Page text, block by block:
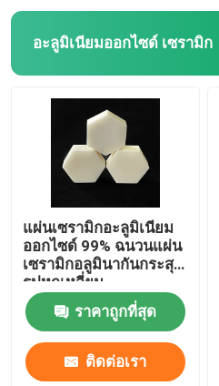
อะลูมิเนียมออกไซด์ เซรามิก
แผ่นเซรามิกอะลูมิเนียม
ออกไซด์ 99% ฉนวนแผ่น
เซรามิกอลูมินากันกระสุน
รูปหกเหลี่ยม
ราคาถูกที่สุด
ติดต่อเรา